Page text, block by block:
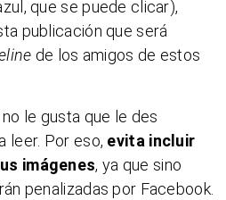
que se puede clicar),
publicación que será
de los amigos de estos
le gusta que le des
leer. Por eso, evita incluir
imágenes, ya que sino
penalizadas por Facebook.